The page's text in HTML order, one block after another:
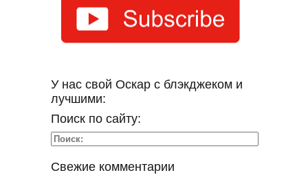
У нас свой Оскар с блэкджеком и
лучшими:
Поиск по сайту:
Свежие комментарии